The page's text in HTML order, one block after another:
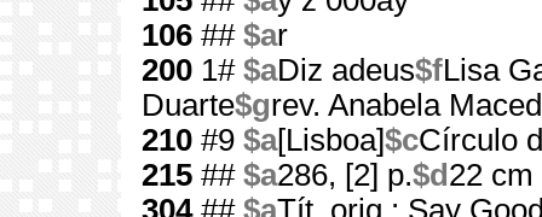
106 ## $ar
200 1# $aDiz adeus$fLisa
Duarte$grev. Anabela
210 #9 $a[Lisboa]$cCírculo
215 ## $a286, [2] p.$d 22 cm
304## $aTít. orig.: Say